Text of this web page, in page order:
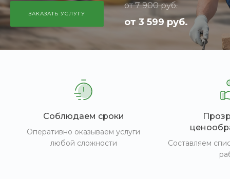
ЗАКАЗАТЬ УСЛУГУ
от 7 900 руб.
от 3 599 руб.
Соблюдаем сроки
Оперативно оказываем услуги
любой сложности
Составляем